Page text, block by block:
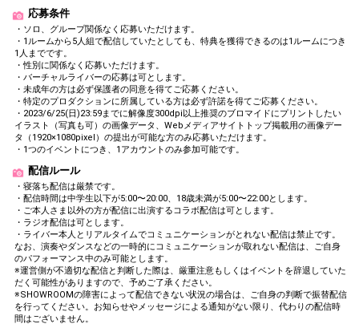
応募条件
・ソロ、グループ関係なく応募いただけます。
・1ルームから5人組で配信していたとしても、特典を獲得できるのは1ルームにつき
1人までです。
・性別に関係なく応募いただけます。
・バーチャルライバーの応募は可とします。
・未成年の方は必ず保護者の同意を得てご応募ください。
・特定のプロダクションに所属している方は必ず許諾を得てご応募ください。
・2023/6/25(日)23:59までに解像度300dpi以上推奨のブロマイドにプリントしたい
イラスト（写真も可）の画像データ、Webメディアサイトトップ掲載用の画像デー
タ（1920×1080pixel）の提出が可能な方のみ応募いただけます。
・1つのイベントにつき、1アカウントのみ参加可能です。
配信ルール
・寝落ち配信は厳禁です。
・配信時間は中学生以下が5:00〜20:00、18歳未満が5:00〜22:00とします。
・ご本人さま以外の方が配信に出演するコラボ配信は可とします。
・ラジオ配信は可とします。
・ライバー本人とリアルタイムでコミュニケーションがとれない配信は禁止です。
なお、演奏やダンスなどの一時的にコミュニケーションが取れない配信は、ご自身
のパフォーマンス中のみ可能とします。
※運営側が不適切な配信と判断した際は、厳重注意もしくはイベントを辞退していた
だく可能性がありますので、予めご了承ください。
※SHOWROOMの障害によって配信できない状況の場合は、ご自身の判断で振替配信
を行ってください。お知らせやメッセージによる通知がない限り、代わりの配信時
間はございません。